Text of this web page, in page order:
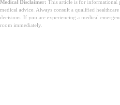
Medical Disclaimer: This article is for informational
medical advice. Always consult a qualified
decisions. If you are experiencing a medical
room immediately.